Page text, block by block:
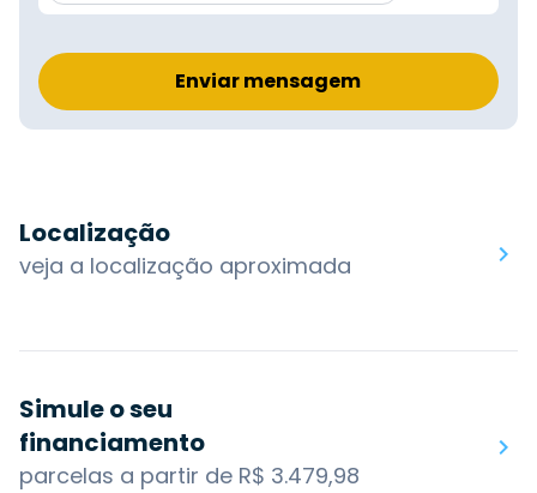
Enviar mensagem
Localização
veja a localização aproximada
Simule o seu
financiamento
parcelas a partir de R$ 3.479,98